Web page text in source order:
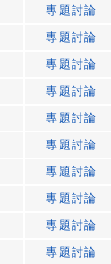
專題討論
專題討論
專題討論
專題討論
專題討論
專題討論
專題討論
專題討論
專題討論
專題討論